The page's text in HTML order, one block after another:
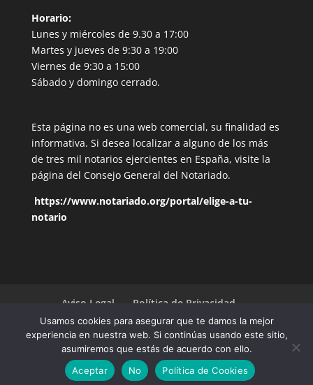
Horario:
Lunes y miércoles de 9.30 a 17:00
Martes y jueves de 9:30 a 19:00
Viernes de 9:30 a 15:00
Sábado y domingo cerrado.
Esta página no es una web comercial, su finalidad es
informativa. Si desea localizar a alguno de los más
de tres mil notarios ejercientes en España, visite la
página del Consejo General del Notariado.
https://www.notariado.org/portal/elige-a-tu-
notario
Aviso Legal
Política de Privacidad
Política de Cookies
©2021 All rights reserved ⎜ Diseño realizado por
Cositt Technology®
Usamos cookies para asegurar que te damos la mejor
experiencia en nuestra web. Si continúas usando este sitio,
asumiremos que estás de acuerdo con ello.
Aceptar
No Política de Cookies
¿Dudas? Llámanos.